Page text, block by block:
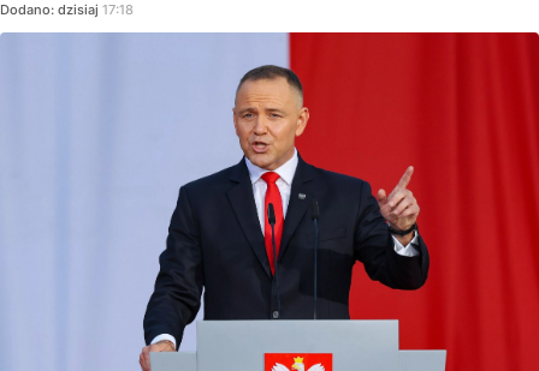
Dodano: dzisiaj 17:18